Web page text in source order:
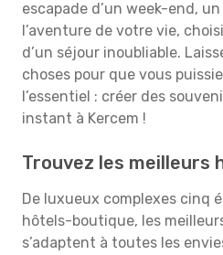
escapade d’un week-end,
l’aventure de votre vie,
d’un séjour inoubliable.
choses pour que vous
l’essentiel : créer des
instant à Kercem !
Trouvez les meilleurs
De luxueux complexes cinq
hôtels-boutique, les
s’adaptent à toutes les